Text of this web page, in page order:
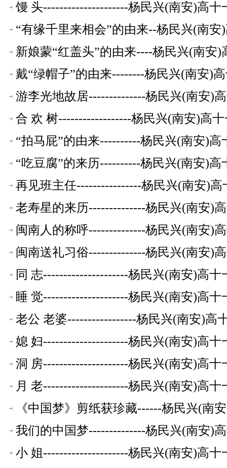
馒 头---------------------杨民兴(南安)高十
“有缘千里来相会”的由来--杨民兴(南
新娘蒙“红盖头”的由来----杨民兴(南安
戴“绿帽子”的由来--------杨民兴(南安)
游李光地故居--------------杨民兴(南安)
合 欢 树------------------杨民兴(南安)高
“拍马屁”的由来----------杨民兴(南安)
“吃豆腐”的来历----------杨民兴(南安)
再见班主任----------------杨民兴(南安)
老寿星的来历--------------杨民兴(南安)
闽南人的称呼--------------杨民兴(南安)
闽南送礼习俗--------------杨民兴(南安)
同 志---------------------杨民兴(南安)高十
睡 觉---------------------杨民兴(南安)高十
老公 老婆-----------------杨民兴(南安)高
媳 妇---------------------杨民兴(南安)高十
洞 房---------------------杨民兴(南安)高十
月 老---------------------杨民兴(南安)高十
《中国梦》剪纸获珍藏------杨民兴(南
我们的中国梦--------------杨民兴(南安)
小 姐---------------------杨民兴(南安)高十